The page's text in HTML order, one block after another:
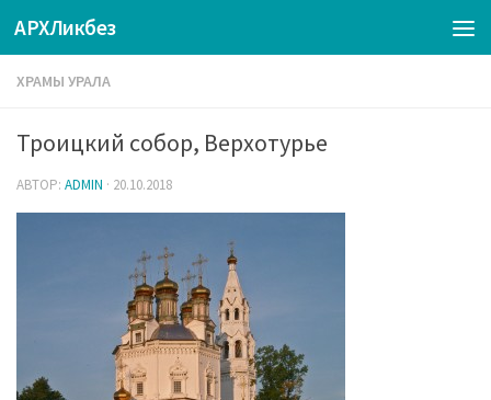
АРХЛикбез
ХРАМЫ УРАЛА
Троицкий собор, Верхотурье
АВТОР: ADMIN · 20.10.2018